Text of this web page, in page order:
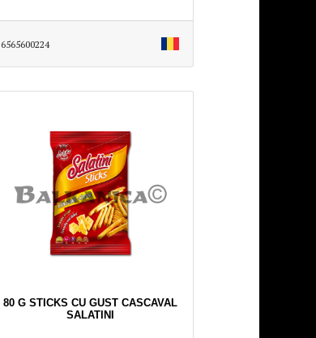
6565600224
80 G STICKS CU GUST CASCAVAL
SALATINI